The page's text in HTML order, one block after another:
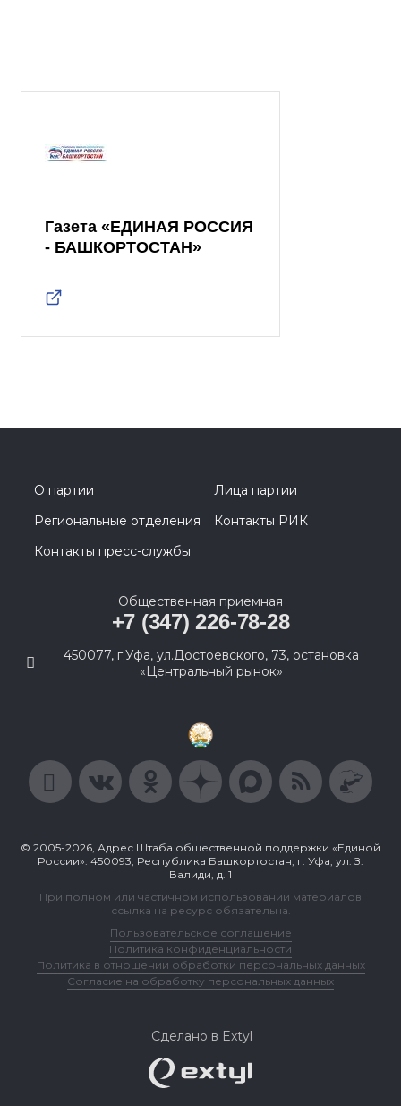
Газета «ЕДИНАЯ РОССИЯ
- БАШКОРТОСТАН»
О партии
Лица партии
Региональные отделения
Контакты РИК
Контакты пресс-службы
Общественная приемная
+7 (347) 226-78-28
450077, г.Уфа, ул.Достоевского, 73, остановка
«Центральный рынок»
© 2005-2026, Адрес Штаба общественной поддержки «Единой
России»: 450093, Республика Башкортостан, г. Уфа, ул. З.
Валиди, д. 1
При полном или частичном использовании материалов
ссылка на ресурс обязательна.
Пользовательское соглашение
Политика конфиденциальности
Политика в отношении обработки персональных данных
Согласие на обработку персональных данных
Сделано в Extyl